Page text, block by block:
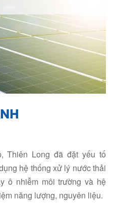
Thiên Long đã đặt yếu tố
hệ thống xử lý nước thải
ô nhiễm môi trường và hệ
năng lượng, nguyên liệu.